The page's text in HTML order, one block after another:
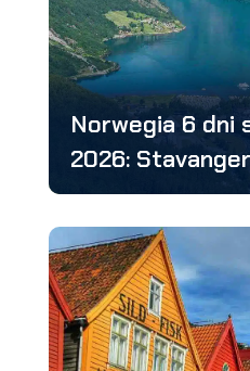
Norwegia 6 dni
2026:
Hirtshals,